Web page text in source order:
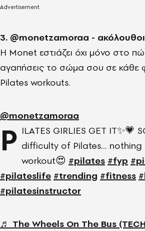
3. @monetzamoraa -
Η Monet εστιάζει όχι μόνο στο
αγαπήσεις το σώμα σου σε κάθε
Pilates workouts.
@monetzamoraa
P ILATES GIRLIES GET
difficulty of Pilates… nothing
workout😍 #pilates #fyp
#pilateslife #trending #fitness
#pilatesinstructor
♬ The Wheels On The Bus